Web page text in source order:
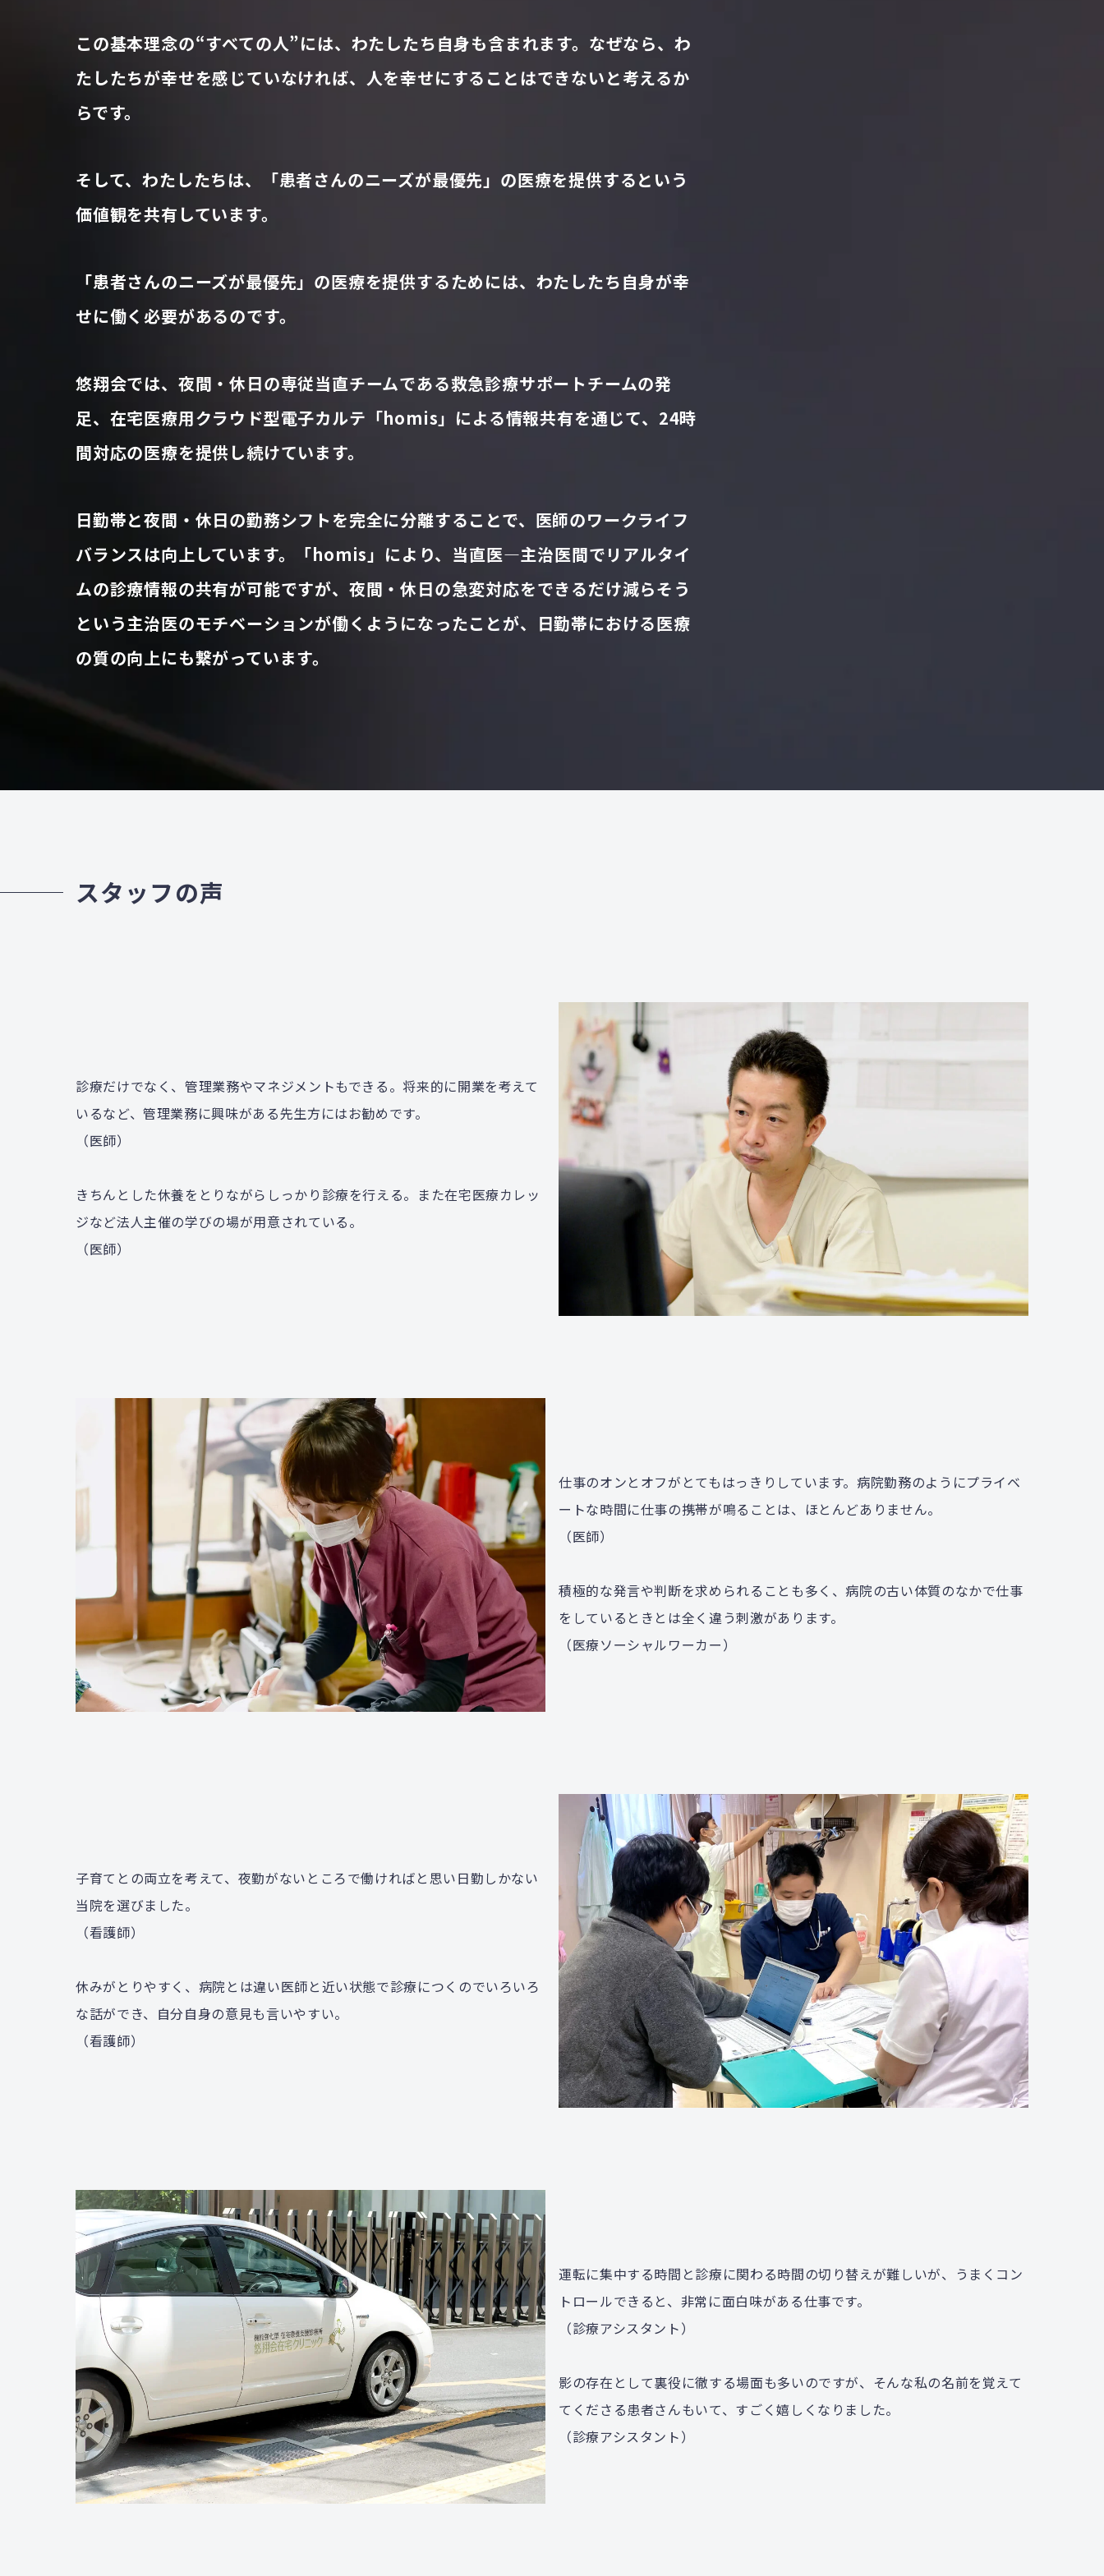
この基本理念の“すべての人”には、わたしたち自身も含まれます。なぜなら、わ
たしたちが幸せを感じていなければ、人を幸せにすることはできないと考えるか
らです。
そして、わたしたちは、「患者さんのニーズが最優先」の医療を提供するという
価値観を共有しています。
「患者さんのニーズが最優先」の医療を提供するためには、わたしたち自身が幸
せに働く必要があるのです。
悠翔会では、夜間・休日の専従当直チームである救急診療サポートチームの発
足、在宅医療用クラウド型電子カルテ「homis」による情報共有を通じて、24時
間対応の医療を提供し続けています。
日勤帯と夜間・休日の勤務シフトを完全に分離することで、医師のワークライフ
バランスは向上しています。「homis」により、当直医―主治医間でリアルタイ
ムの診療情報の共有が可能ですが、夜間・休日の急変対応をできるだけ減らそう
という主治医のモチベーションが働くようになったことが、日勤帯における医療
の質の向上にも繋がっています。
スタッフの声
診療だけでなく、管理業務やマネジメントもできる。将来的に開業を考えて
いるなど、管理業務に興味がある先生方にはお勧めです。
（医師）
きちんとした休養をとりながらしっかり診療を行える。また在宅医療カレッ
ジなど法人主催の学びの場が用意されている。
（医師）
仕事のオンとオフがとてもはっきりしています。病院勤務のようにプライベ
ートな時間に仕事の携帯が鳴ることは、ほとんどありません。
（医師）
積極的な発言や判断を求められることも多く、病院の古い体質のなかで仕事
をしているときとは全く違う刺激があります。
（医療ソーシャルワーカー）
子育てとの両立を考えて、夜勤がないところで働ければと思い日勤しかない
当院を選びました。
（看護師）
休みがとりやすく、病院とは違い医師と近い状態で診療につくのでいろいろ
な話ができ、自分自身の意見も言いやすい。
（看護師）
運転に集中する時間と診療に関わる時間の切り替えが難しいが、うまくコン
トロールできると、非常に面白味がある仕事です。
（診療アシスタント）
影の存在として裏役に徹する場面も多いのですが、そんな私の名前を覚えて
てくださる患者さんもいて、すごく嬉しくなりました。
（診療アシスタント）